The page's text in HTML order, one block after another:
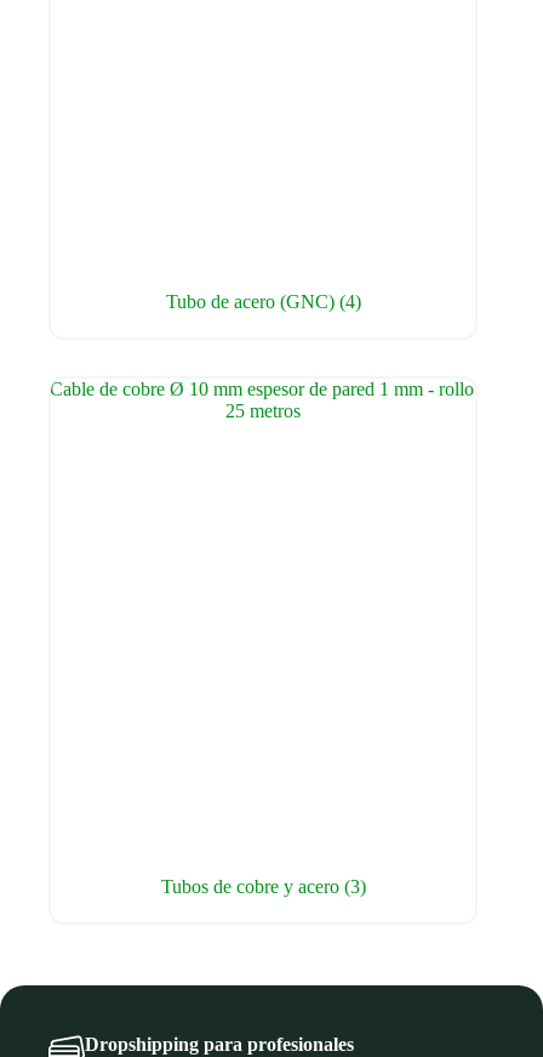
Tubo de acero (GNC) (4)
Tubos de cobre y acero (3)
Dropshipping para profesionales